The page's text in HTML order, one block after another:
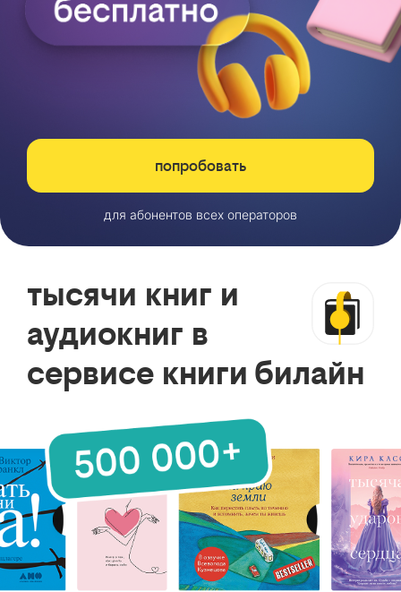
попробовать
для абонентов всех операторов
тысячи книг и
аудиокниг в
сервисе книги билайн